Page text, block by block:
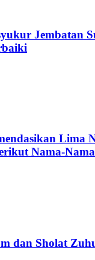
Jembatan
Lima
Nama-
dan Sholat